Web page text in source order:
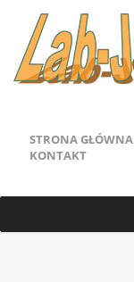
STRONA GŁÓWNA
KONTAKT